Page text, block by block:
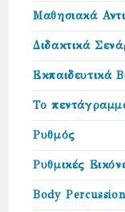
Μαθησιακά
Διδακτικά
Εκπαιδευτικά
Το
Ρυθμός
Ρυθμικές
Body